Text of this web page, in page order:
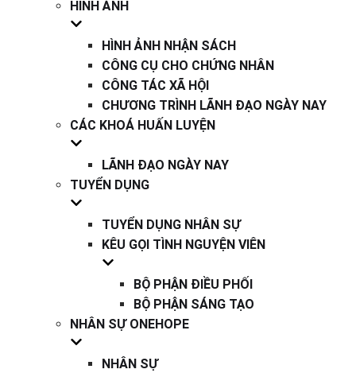
HÌNH ẢNH
HÌNH ẢNH NHẬN SÁCH
CÔNG CỤ CHO CHỨNG NHÂN
CÔNG TÁC XÃ HỘI
CHƯƠNG TRÌNH LÃNH ĐẠO NGÀY NAY
CÁC KHOÁ HUẤN LUYỆN
LÃNH ĐẠO NGÀY NAY
TUYỂN DỤNG
TUYỂN DỤNG NHÂN SỰ
KÊU GỌI TÌNH NGUYỆN VIÊN
BỘ PHẬN ĐIỀU PHỐI
BỘ PHẬN SÁNG TẠO
NHÂN SỰ ONEHOPE
NHÂN SỰ